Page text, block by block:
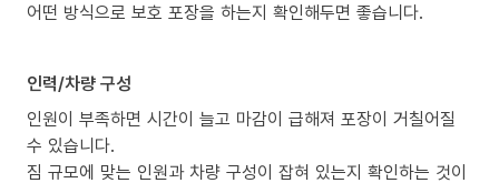
어떤 방식으로 보호 포장을 하는지 확인해두면 좋습니다.
인력/차량 구성
인원이 부족하면 시간이 늘고 마감이 급해져 포장이 거칠어질
수 있습니다.
짐 규모에 맞는 인원과 차량 구성이 잡혀 있는지 확인하는 것이